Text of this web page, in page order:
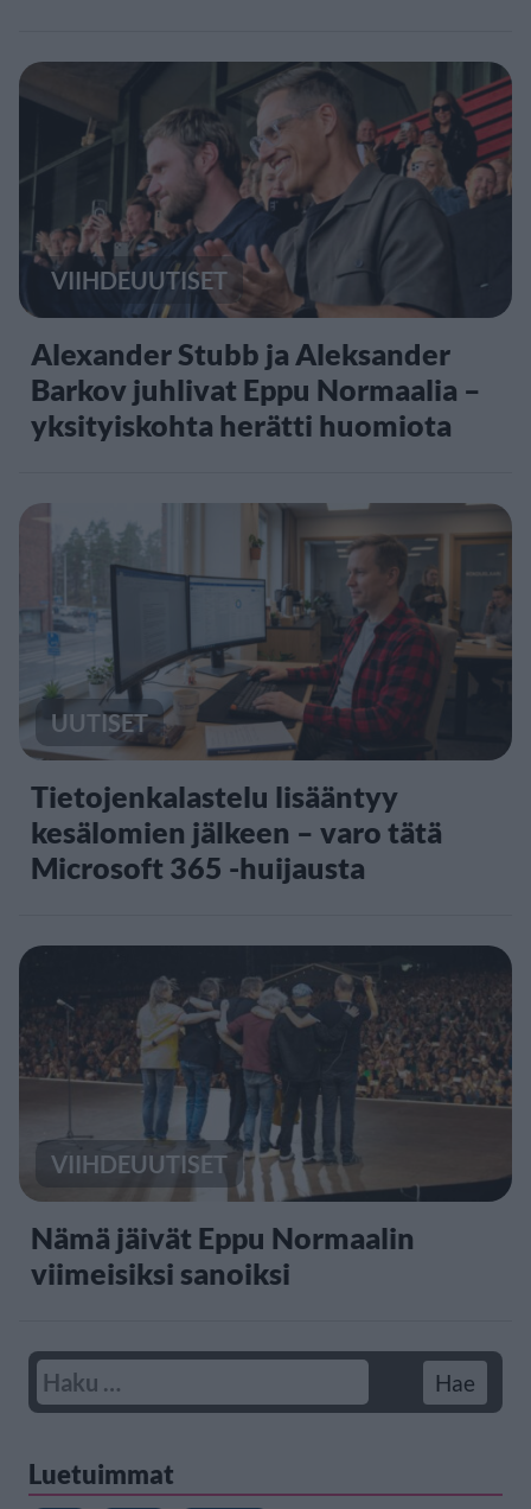
VIIHDEUUTISET
Alexander Stubb ja Aleksander
Barkov juhlivat Eppu Normaalia –
yksityiskohta herätti huomiota
UUTISET
Tietojenkalastelu lisääntyy
kesälomien jälkeen – varo tätä
Microsoft 365 -huijausta
VIIHDEUUTISET
Nämä jäivät Eppu Normaalin
viimeisiksi sanoiksi
Luetuimmat